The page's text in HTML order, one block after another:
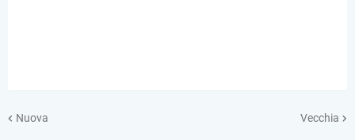
Nuova Vecchia